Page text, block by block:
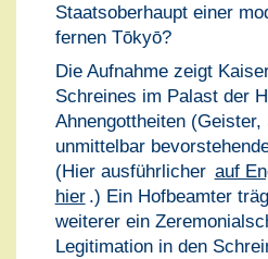
Staatsoberhaupt einer
fernen Tōkyō?
Die Aufnahme zeigt
Schreines im Palast der
Ahnengottheiten
unmittelbar
(Hier ausführlicher auf
hier .) Ein Hofbeamter
weiterer ein
Legitimation in den